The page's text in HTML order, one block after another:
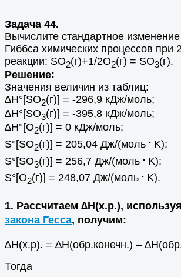
Задача 44.
Вычислите стандартное изменение
Гиббса химических процессов при
реакции: SO2(г)+1/2О2(г) = SO3(г).
Решение:
Значения величин из таблиц:
∆H°[SO2(г)] = -296,9 кДж/моль;
∆H°[SO3(г)] = -395,8 кДж/моль;
∆H°[O2(г)] = 0 кДж/моль;
S°[SO2(г)] = 205,04 Дж/(моль . K);
S°[SO3(г)] = 256,7 Дж/(моль . K);
S°[O2(г)] = 248,07 Дж/(моль . K).
1. Рассчитаем ∆H(х.р.),
закона Гесса, получим:
∆H(х.р). = ∆H(обр.конечн.) –
Тогда